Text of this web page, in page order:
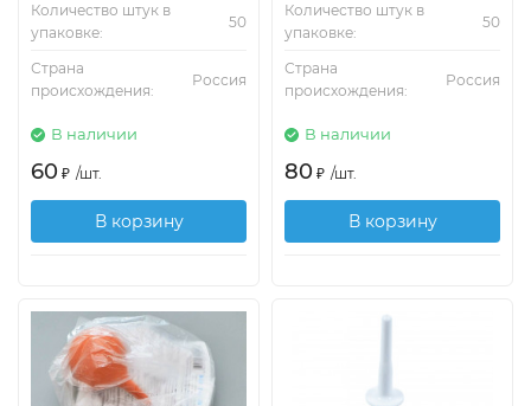
Количество штук в
упаковке:
50
Страна
происхождения:
Россия
В наличии
60 ₽ /шт.
В корзину
Количество штук в
упаковке:
50
Страна
происхождения:
Россия
В наличии
80 ₽ /шт.
В корзину